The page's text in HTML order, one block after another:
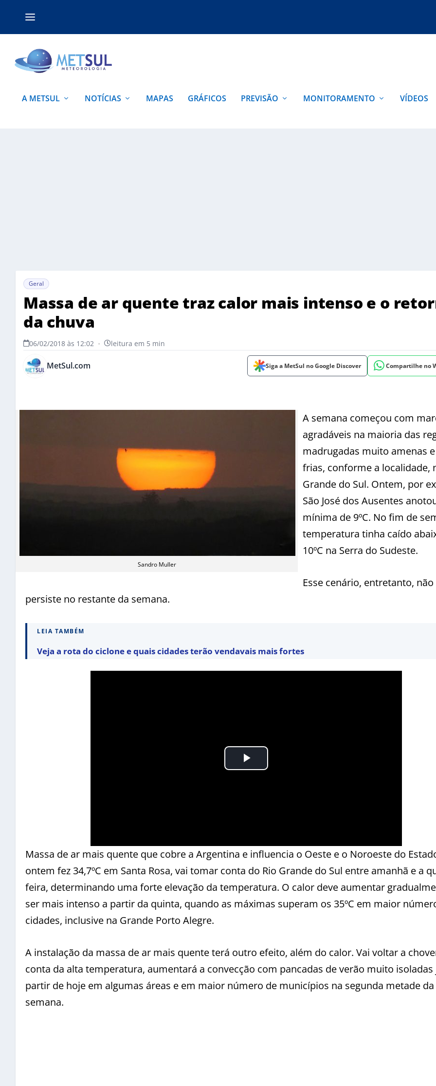
A METSUL NOTÍCIAS MAPAS GRÁFICOS PREVISÃO MONITORAMENTO VÍDEOS
Geral
Massa de ar quente traz calor mais intenso e o
da chuva
06/02/2018 às 12:02 • leitura em 5 min
MetSul.com Siga a MetSul no Google Discover Compartilhe no
Sandro Muller
A semana começou com
agradáveis na maioria das
madrugadas muito amenas
frias, conforme a localidade,
Grande do Sul. Ontem, por
São José dos Ausentes
mínima de 9ºC. No fim de
temperatura tinha caído
10ºC na Serra do Sudeste.
Esse cenário, entretanto, não
persiste no restante da semana.
LEIA TAMBÉM
Veja a rota do ciclone e quais cidades terão vendavais mais fortes
Massa de ar mais quente que cobre a Argentina e influencia o Oeste e o Noroeste do
ontem fez 34,7ºC em Santa Rosa, vai tomar conta do Rio Grande do Sul entre amanhã e a
feira, determinando uma forte elevação da temperatura. O calor deve aumentar
ser mais intenso a partir da quinta, quando as máximas superam os 35ºC em maior
cidades, inclusive na Grande Porto Alegre.
A instalação da massa de ar mais quente terá outro efeito, além do calor. Vai voltar a
conta da alta temperatura, aumentará a convecção com pancadas de verão muito isoladas
partir de hoje em algumas áreas e em maior número de municípios na segunda metade da
semana.